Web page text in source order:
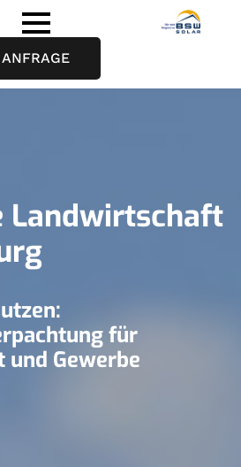
ANFRAGE
Landwirtschaft
für
Gewerbe